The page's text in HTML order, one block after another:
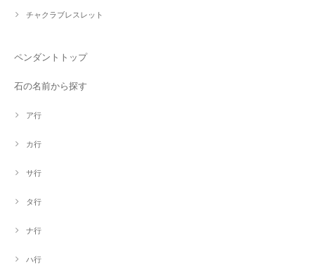
チャクラブレスレット
ペンダントトップ
石の名前から探す
ア行
カ行
サ行
タ行
ナ行
ハ行